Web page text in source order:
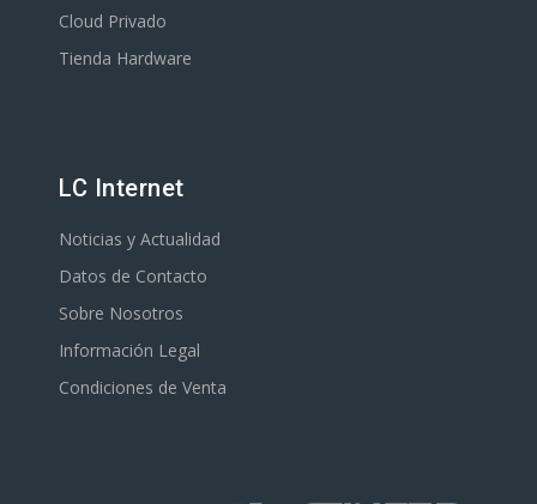
Cloud Privado
Tienda Hardware
LC Internet
Noticias y Actualidad
Datos de Contacto
Sobre Nosotros
Información Legal
Condiciones de Venta